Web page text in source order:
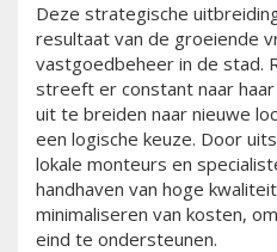
Deze strategische
resultaat van de groeiende
vastgoedbeheer in de stad.
streeft er constant naar
uit te breiden naar nieuwe
een logische keuze. Door
lokale monteurs en
handhaven van hoge
minimaliseren van kosten,
eind te ondersteunen.